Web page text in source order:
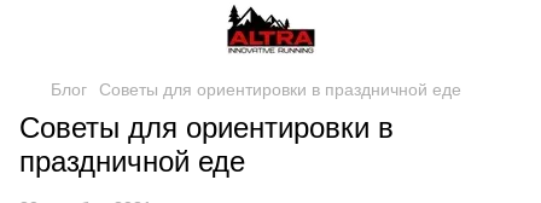
Блог Советы для ориентировки в праздничной еде
Советы для ориентировки в
праздничной еде